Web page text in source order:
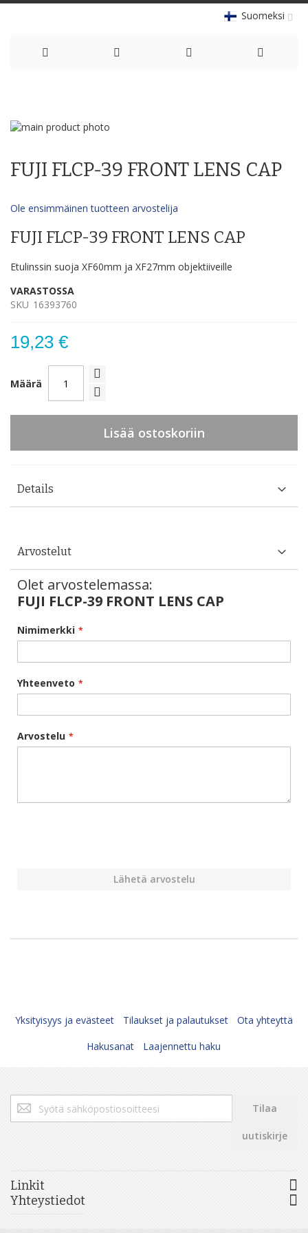
Suomeksi
Content
Skip
end
images
the
beginning
the
gallery
FUJI FLCP-39 FRONT LENS CAP
Ole ensimmäinen tuotteen arvostelija
FUJI FLCP-39 FRONT LENS CAP
Etulinssin suoja XF60mm ja XF27mm objektiiveille
VARASTOSSA
SKU 16393760
19,23 €
Määrä
Lisää ostoskoriin
Details
Arvostelut
Olet arvostelemassa:
FUJI FLCP-39 FRONT LENS CAP
Nimimerkki
Yhteenveto
Arvostelu
Lähetä arvostelu
Yksityisyys ja evästeet Tilaukset ja palautukset
Ota yhteyttä
Hakusanat
Laajennettu haku
Tilaa
uutiskirjeemme:
Tilaa
uutiskirje
Linkit
Yhteystiedot